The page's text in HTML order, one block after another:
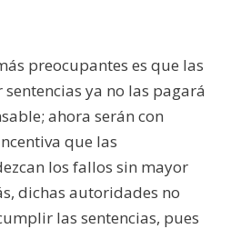
preocupantes es que las
ya no las pagará
ahora serán con
que las
los fallos sin mayor
dichas autoridades no
las sentencias, pues